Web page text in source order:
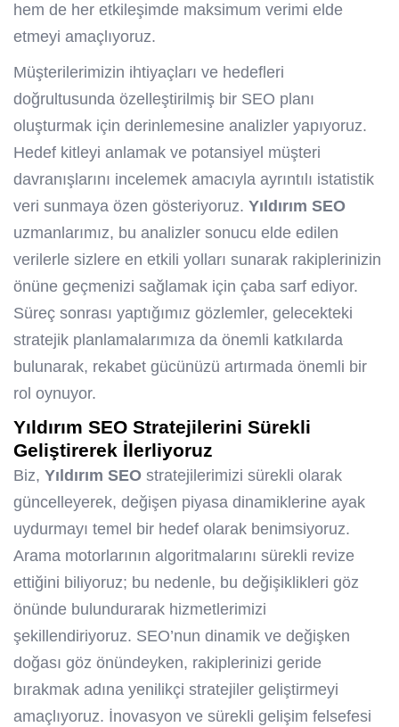
hem de her etkileşimde maksimum verimi elde
etmeyi amaçlıyoruz.
Müşterilerimizin ihtiyaçları ve hedefleri
doğrultusunda özelleştirilmiş bir SEO planı
oluşturmak için derinlemesine analizler yapıyoruz.
Hedef kitleyi anlamak ve potansiyel müşteri
davranışlarını incelemek amacıyla ayrıntılı istatistik
veri sunmaya özen gösteriyoruz. Yıldırım SEO
uzmanlarımız, bu analizler sonucu elde edilen
verilerle sizlere en etkili yolları sunarak rakiplerinizin
önüne geçmenizi sağlamak için çaba sarf ediyor.
Süreç sonrası yaptığımız gözlemler, gelecekteki
stratejik planlamalarımıza da önemli katkılarda
bulunarak, rekabet gücünüzü artırmada önemli bir
rol oynuyor.
Yıldırım SEO Stratejilerini Sürekli
Geliştirerek İlerliyoruz
Biz, Yıldırım SEO stratejilerimizi sürekli olarak
güncelleyerek, değişen piyasa dinamiklerine ayak
uydurmayı temel bir hedef olarak benimsiyoruz.
Arama motorlarının algoritmalarını sürekli revize
ettiğini biliyoruz; bu nedenle, bu değişiklikleri göz
önünde bulundurarak hizmetlerimizi
şekillendiriyoruz. SEO’nun dinamik ve değişken
doğası göz önündeyken, rakiplerinizi geride
bırakmak adına yenilikçi stratejiler geliştirmeyi
amaçlıyoruz. İnovasyon ve sürekli gelişim felsefesi